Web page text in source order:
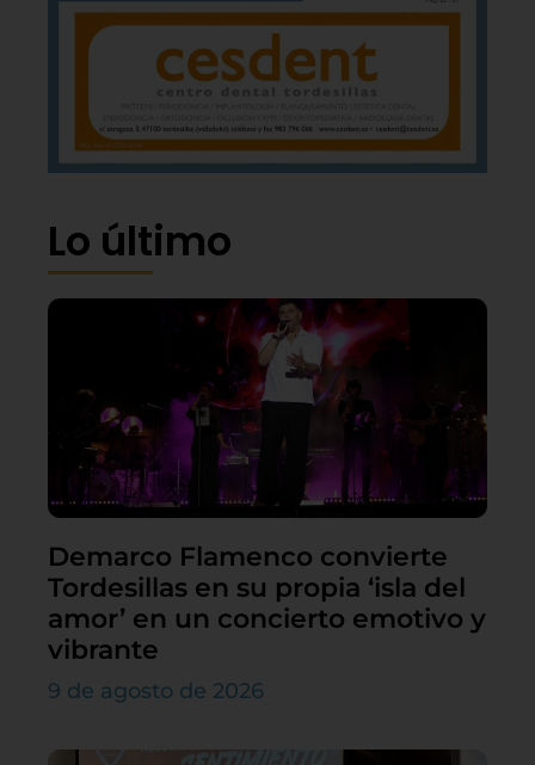
Lo último
Demarco Flamenco convierte
Tordesillas en su propia ‘isla del
amor’ en un concierto emotivo y
vibrante
9 de agosto de 2026